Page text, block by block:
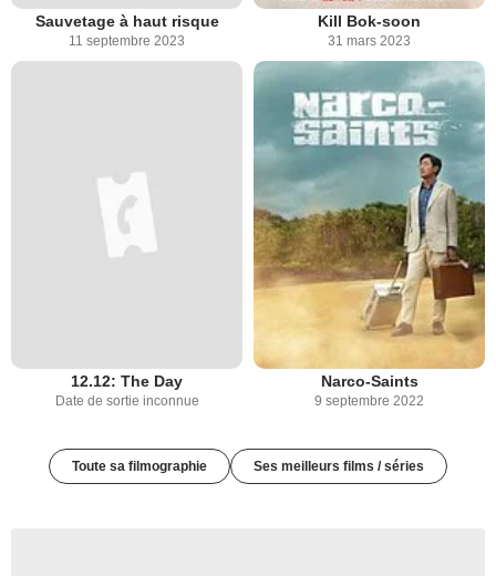
Sauvetage à haut risque
11 septembre 2023
Kill Bok-soon
31 mars 2023
12.12: The Day
Date de sortie inconnue
Narco-Saints
9 septembre 2022
Toute sa filmographie Ses meilleurs films / séries